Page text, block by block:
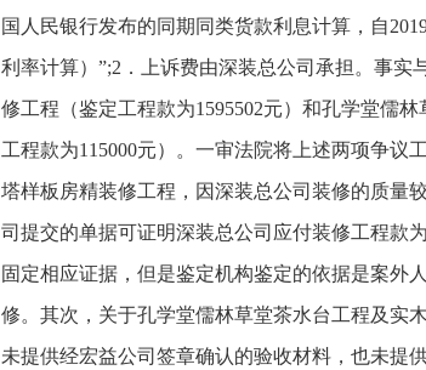
国人民银行发布的同期同类货款利息计算，自
利率计算）”;2．上诉费由深装总公司承担。事
修工程（鉴定工程款为1595502元）和孔学堂儒
工程款为115000元）。一审法院将上述两项争
塔样板房精装修工程，因深装总公司装修的质量
司提交的单据可证明深装总公司应付装修工程款
固定相应证据，但是鉴定机构鉴定的依据是案外
修。其次，关于孔学堂儒林草堂茶水台工程及实
未提供经宏益公司签章确认的验收材料，也未提